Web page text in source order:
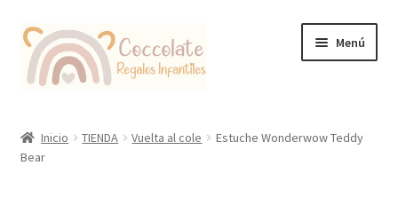
Ir
la
Ir
contenido
Menú
Coccolate Puericultura y Juguetería Educativa
Inicio TIENDA Vuelta al cole
Estuche Wonderwow Teddy
Bear